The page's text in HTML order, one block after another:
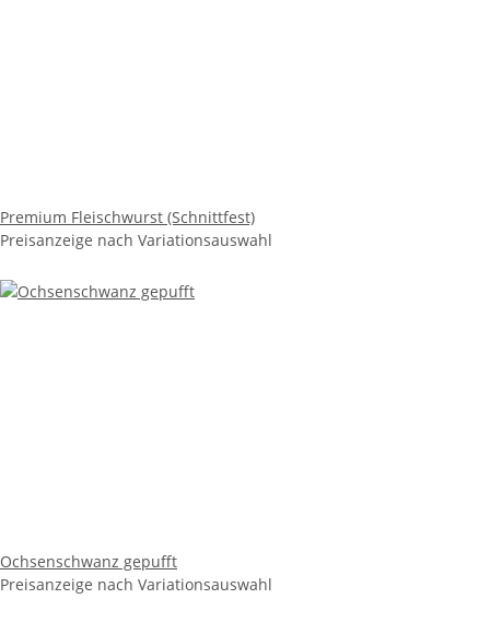
Premium Fleischwurst (Schnittfest)
Preisanzeige nach Variationsauswahl
Ochsenschwanz gepufft
Preisanzeige nach Variationsauswahl